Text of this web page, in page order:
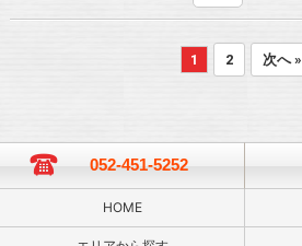
1 2 次へ »
052-451-5252
HOME